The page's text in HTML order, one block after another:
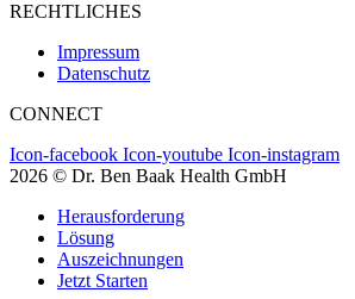
RECHTLICHES
Impressum
Datenschutz
CONNECT
Icon-facebook Icon-youtube Icon-instagram
2026 © Dr. Ben Baak Health GmbH
Herausforderung
Lösung
Auszeichnungen
Jetzt Starten